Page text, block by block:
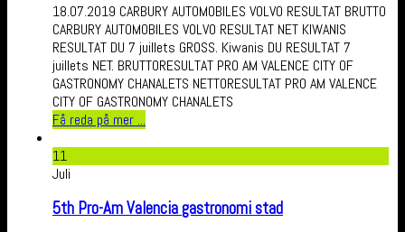
18.07.2019 CARBURY AUTOMOBILES VOLVO RESULTAT BRUTTO
CARBURY AUTOMOBILES VOLVO RESULTAT NET KIWANIS
RESULTAT DU 7 juillets GROSS. Kiwanis DU RESULTAT 7
juillets NET. BRUTTORESULTAT PRO AM VALENCE CITY OF
GASTRONOMY CHANALETS NETTORESULTAT PRO AM VALENCE
CITY OF GASTRONOMY CHANALETS
Få reda på mer ...
11
Juli
5th Pro-Am Valencia gastronomi stad